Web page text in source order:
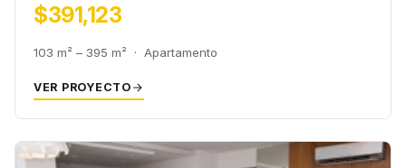
$391,123
103 m² – 395 m² · Apartamento
VER PROYECTO